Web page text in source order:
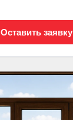
Оставить заявку